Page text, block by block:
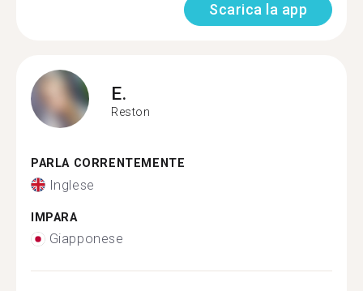
Scarica la app
E.
Reston
PARLA CORRENTEMENTE
Inglese
IMPARA
Giapponese